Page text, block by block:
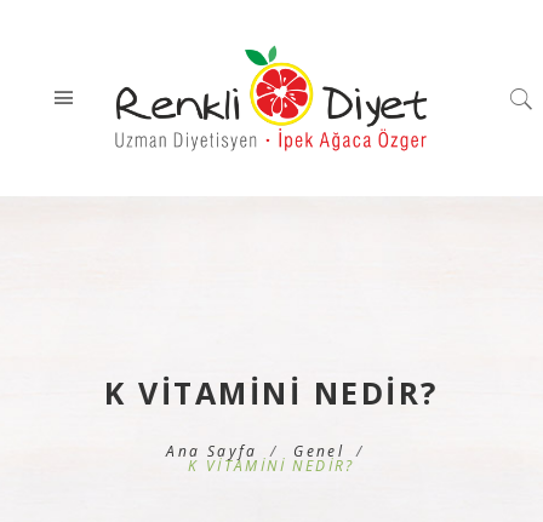
K VİTAMİNİ NEDİR?
Ana Sayfa Genel
K VİTAMİNİ NEDİR?